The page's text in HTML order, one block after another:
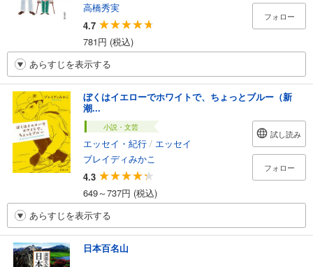
高橋秀実
4.7
781円 (税込)
フォロー
あらすじを表示する
ぼくはイエローでホワイトで、ちょっとブルー（新
潮...
小説・文芸
エッセイ・紀行 / エッセイ
ブレイディみかこ
4.3
649～737円 (税込)
試し読み
フォロー
あらすじを表示する
日本百名山